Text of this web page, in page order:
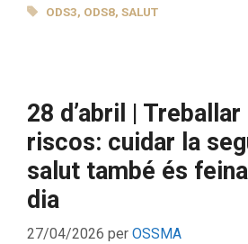
ETIQUETES
ODS3, ODS8,SALUT
28 d’abril |
riscos: cuidar la
salut també és
dia
27/04/2026 per OSSMA